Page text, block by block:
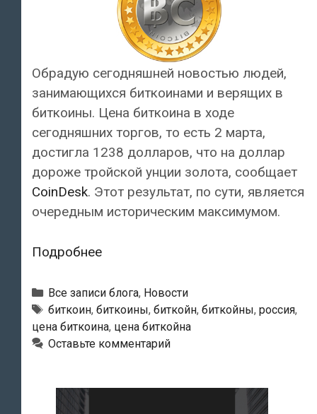
Обрадую сегодняшней новостью людей,
занимающихся биткоинами и верящих в
биткоины. Цена биткоина в ходе
сегодняшних торгов, то есть 2 марта,
достигла 1238 долларов, что на доллар
дороже тройской унции золота, сообщает
CoinDesk. Этот результат, по сути, является
очередным историческим максимумом.
ПодробнееС
дня
биткоин
стал
стоить
тройской
Рубрики
Все записи блога, Новости
Тэги
биткоин, биткоины, биткойн, биткойны, россия,
цена биткоина, цена биткойна
Оставьте комментарий